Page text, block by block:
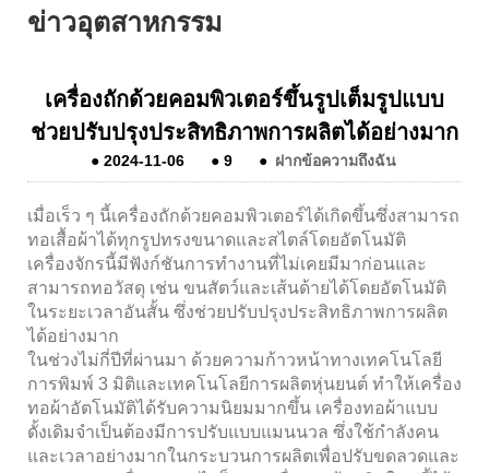
ข่าวอุตสาหกรรม
เครื่องถักด้วยคอมพิวเตอร์ขึ้นรูปเต็มรูปแบบ
ช่วยปรับปรุงประสิทธิภาพการผลิตได้อย่างมาก
● 2024-11-06 ● 9 ● ฝากข้อความถึงฉัน
เมื่อเร็ว ๆ นี้เครื่องถักด้วยคอมพิวเตอร์ได้เกิดขึ้นซึ่งสามารถ
ทอเสื้อผ้าได้ทุกรูปทรงขนาดและสไตล์โดยอัตโนมัติ
เครื่องจักรนี้มีฟังก์ชันการทำงานที่ไม่เคยมีมาก่อนและ
สามารถทอวัสดุ เช่น ขนสัตว์และเส้นด้ายได้โดยอัตโนมัติ
ในระยะเวลาอันสั้น ซึ่งช่วยปรับปรุงประสิทธิภาพการผลิต
ได้อย่างมาก
ในช่วงไม่กี่ปีที่ผ่านมา ด้วยความก้าวหน้าทางเทคโนโลยี
การพิมพ์ 3 มิติและเทคโนโลยีการผลิตหุ่นยนต์ ทำให้เครื่อง
ทอผ้าอัตโนมัติได้รับความนิยมมากขึ้น เครื่องทอผ้าแบบ
ดั้งเดิมจำเป็นต้องมีการปรับแบบแมนนวล ซึ่งใช้กำลังคน
และเวลาอย่างมากในกระบวนการผลิตเพื่อปรับขดลวดและ